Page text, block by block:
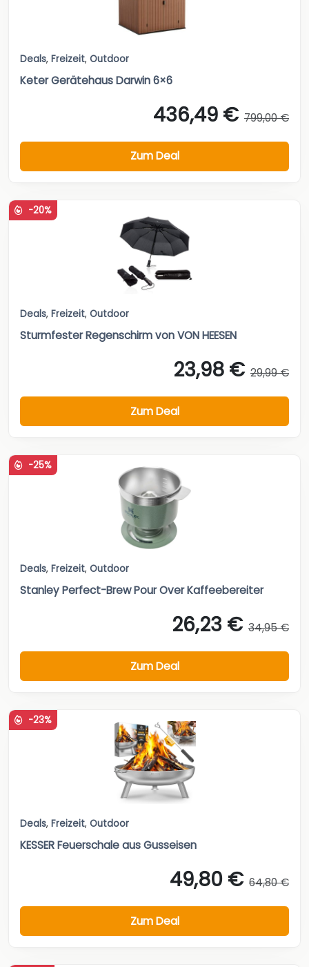
Deals, Freizeit, Outdoor
Keter Gerätehaus Darwin 6×6
436,49 € 799,00 €
Zum Deal
-20%
Deals, Freizeit, Outdoor
Sturmfester Regenschirm von VON HEESEN
23,98 € 29,99 €
Zum Deal
-25%
Deals, Freizeit, Outdoor
Stanley Perfect-Brew Pour Over Kaffeebereiter
26,23 € 34,95 €
Zum Deal
-23%
Deals, Freizeit, Outdoor
KESSER Feuerschale aus Gusseisen
49,80 € 64,80 €
Zum Deal